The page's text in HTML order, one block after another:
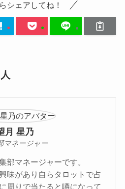
シェアしてね！
月 星乃
マネージャー
部マネージャーです。
味があり自らタロットで占
周りで当たると噂になって